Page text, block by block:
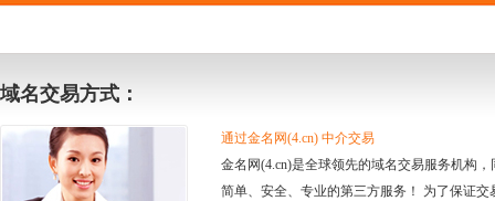
域名交易方式：
通过金名网(4.cn) 中介交易
金名网(4.cn)是全球领先的域名交易服务机构
简单、安全、专业的第三方服务！ 为了保证